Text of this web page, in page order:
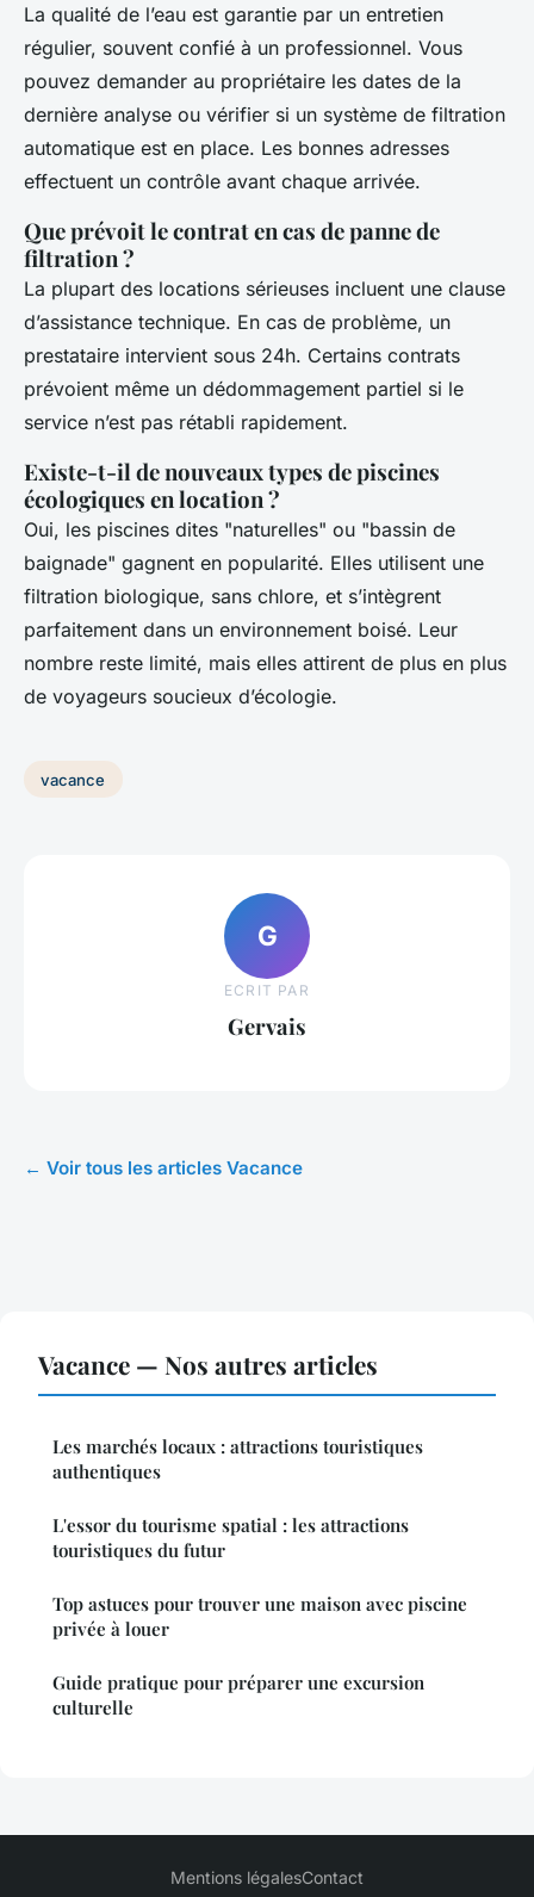
La qualité de l’eau est garantie par un entretien
régulier, souvent confié à un professionnel. Vous
pouvez demander au propriétaire les dates de la
dernière analyse ou vérifier si un système de filtration
automatique est en place. Les bonnes adresses
effectuent un contrôle avant chaque arrivée.
Que prévoit le contrat en cas de panne de
filtration ?
La plupart des locations sérieuses incluent une clause
d’assistance technique. En cas de problème, un
prestataire intervient sous 24h. Certains contrats
prévoient même un dédommagement partiel si le
service n’est pas rétabli rapidement.
Existe-t-il de nouveaux types de piscines
écologiques en location ?
Oui, les piscines dites "naturelles" ou "bassin de
baignade" gagnent en popularité. Elles utilisent une
filtration biologique, sans chlore, et s’intègrent
parfaitement dans un environnement boisé. Leur
nombre reste limité, mais elles attirent de plus en plus
de voyageurs soucieux d’écologie.
vacance
G
ECRIT PAR
Gervais
← Voir tous les articles Vacance
Vacance — Nos autres articles
Les marchés locaux : attractions touristiques
authentiques
L'essor du tourisme spatial : les attractions
touristiques du futur
Top astuces pour trouver une maison avec piscine
privée à louer
Guide pratique pour préparer une excursion
culturelle
Mentions légalesContact